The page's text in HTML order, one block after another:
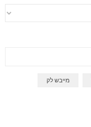
מייבש לק